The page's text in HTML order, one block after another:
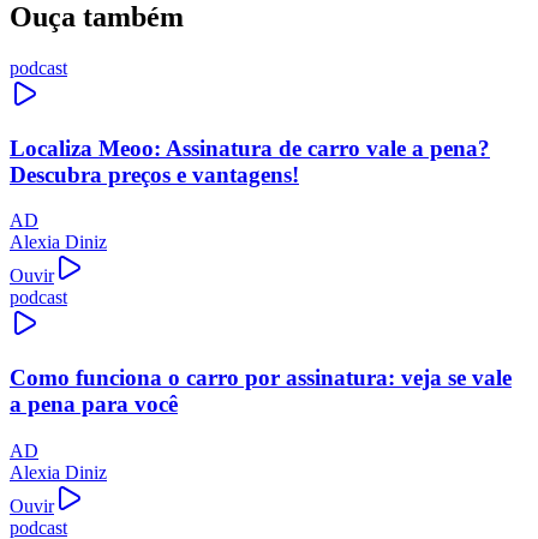
Ouça também
podcast
Localiza Meoo: Assinatura de carro vale a pena?
Descubra preços e vantagens!
AD
Alexia Diniz
Ouvir
podcast
Como funciona o carro por assinatura: veja se vale
a pena para você
AD
Alexia Diniz
Ouvir
podcast